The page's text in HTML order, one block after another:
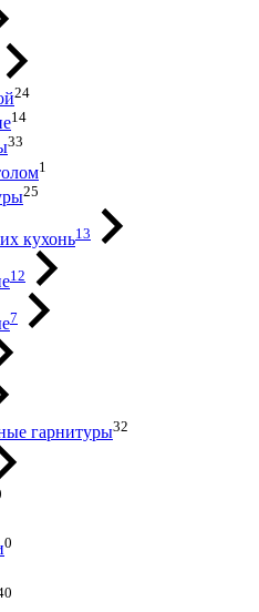
24
14
33
1
25
кухонь13
12
7
гарнитуры32
0